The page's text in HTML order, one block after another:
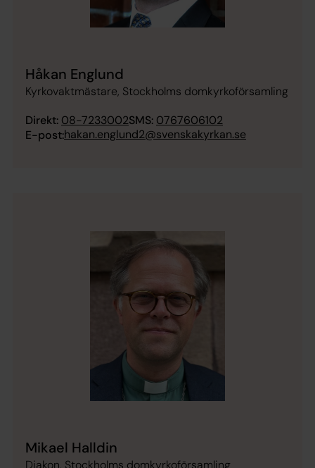
Håkan Englund
Kyrkovaktmästare, Stockholms domkyrkoförsamling
Direkt: 08-7233002SMS: 0767606102
E-post:hakan.englund2@svenskakyrkan.se
Mikael Halldin
Diakon, Stockholms domkyrkoförsamling